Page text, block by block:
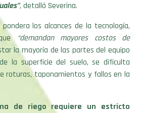
, detalló Severina.
los alcances de la tecnología,
“demandan mayores costos de
la mayoría de las partes del equipo
la superficie del suelo, se dificulta
roturas, taponamientos y fallos en la
de riego requiere un estricto